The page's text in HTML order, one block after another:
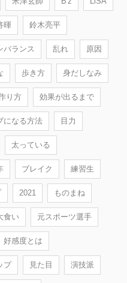
暉 鈴木亮平
バランス 乱れ 原因
歩き方 身だしなみ
り方 効果が出るまで
になる方法 目力
太っている
ブレイク 練習生
2021 ものまね
食い 元スポーツ選手
好感度とは
プ 見た目 演技派